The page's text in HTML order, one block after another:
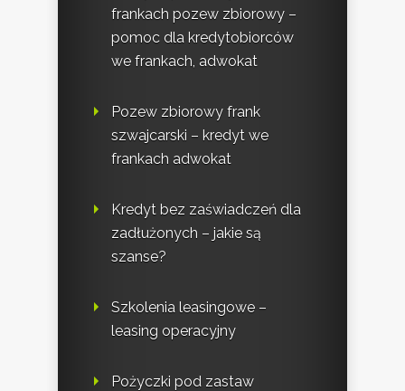
frankach pozew zbiorowy –
pomoc dla kredytobiorców
we frankach, adwokat
Pozew zbiorowy frank
szwajcarski – kredyt we
frankach adwokat
Kredyt bez zaświadczeń dla
zadłużonych – jakie są
szanse?
Szkolenia leasingowe –
leasing operacyjny
Pożyczki pod zastaw